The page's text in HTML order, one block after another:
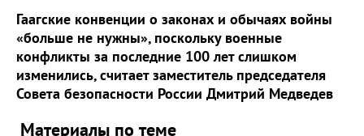
Гаагские конвенции о законах и обычаях войны
«больше не нужны», поскольку военные
конфликты за последние 100 лет слишком
изменились, считает заместитель председателя
Совета безопасности России Дмитрий Медведев
Материалы по теме